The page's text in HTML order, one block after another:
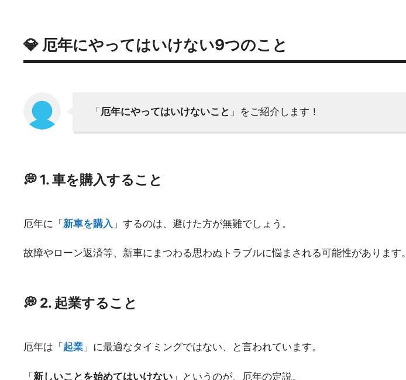
💎 厄年にやってはいけない9つのこと
「厄年にやってはいけないこと 」をご紹介します！
💭 1. 車を購入すること
厄年に「新車を購入 」するのは、避けた方が無難でしょう。
故障やローン返済等、新車にまつわる思わぬトラブルに悩まされる可能性があります。
💭 2. 起業すること
厄年は「 起業 」に最適なタイミングではない、と言われています。
「新しいことを始めてはいけない 」というのが、厄年の定説。